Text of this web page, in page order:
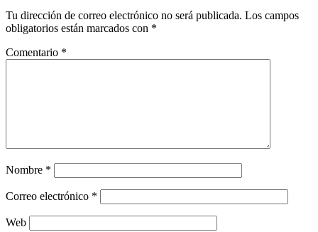
Tu dirección de correo electrónico no será publicada. Los campos
obligatorios están marcados con *
Comentario *
Nombre *
Correo electrónico *
Web